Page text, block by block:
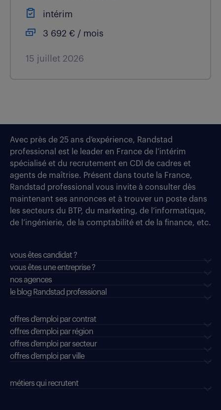
intérim
3 692 € / mois
15 juillet 2026
Avec près de 25 ans d’expérience, Randstad
professional est le leader en France de l’intérim
spécialisé et du recrutement en CDI de cadres et
agents de maîtrise. Présent dans toute la France,
Randstad professional vous invite à consulter dès
maintenant ses annonces et à trouver un poste dans
les secteurs du BTP, du marketing, de l’informatique,
de l’ingénierie, de la comptabilité et de la finance, etc.
vous êtes candidat ?
vous êtes une entreprise ?
nos agences
le blog Randstad professional
offres d'emploi par contrat
offres d'emploi par région
offres d'emploi par secteur
offres d’emploi par ville
métiers qui recrutent